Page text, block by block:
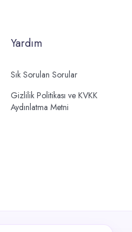
Yardım
Sık Sorulan Sorular
Gizlilik Politikası ve KVKK
Aydınlatma Metni